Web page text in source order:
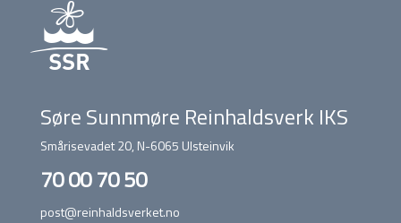
Søre Sunnmøre Reinhaldsverk IKS
Smårisevadet 20, N-6065 Ulsteinvik
70 00 70 50
post@reinhaldsverket.no